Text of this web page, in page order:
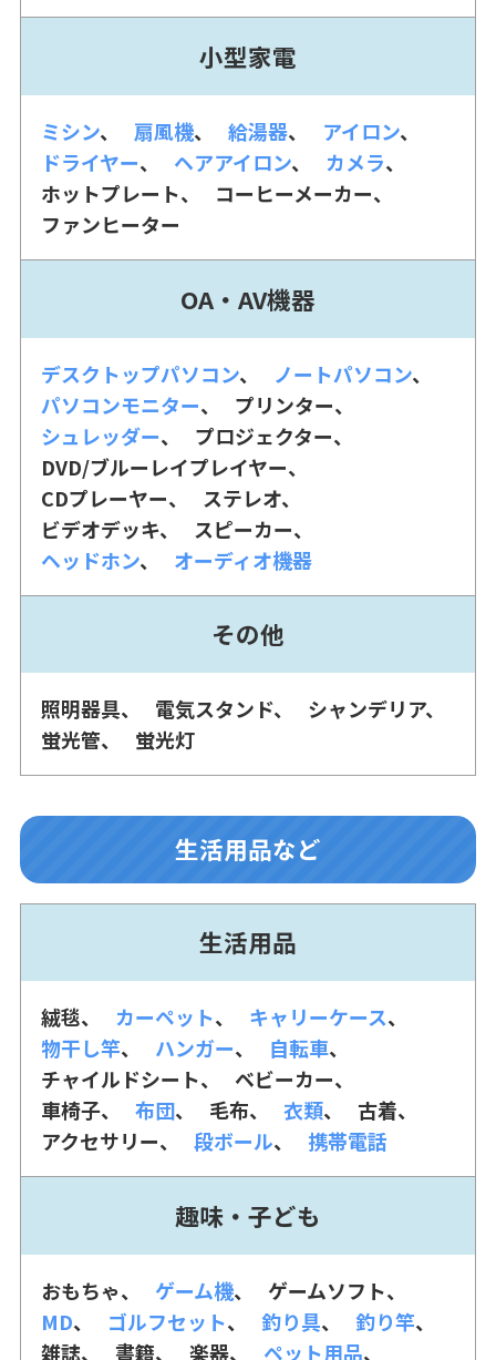
小型家電
ミシン 扇風機 給湯器
アイロン
ドライヤー
ヘアアイロン
カメラ
ホットプレート
コーヒーメーカー
ファンヒーター
OA・AV機器
デスクトップパソコン
ノートパソコン
パソコンモニター
プリンター
シュレッダー
プロジェクター
DVD/ブルーレイプレイヤー
CDプレーヤー
ステレオ
ビデオデッキ
スピーカー
ヘッドホン
オーディオ機器
その他
照明器具 電気スタンド
シャンデリア
蛍光管
蛍光灯
生活用品など
生活用品
絨毯 カーペット
キャリーケース
物干し竿
ハンガー
自転車
チャイルドシート
ベビーカー
車椅子
布団 毛布 衣類
古着
アクセサリー
段ボール 携帯電話
趣味・子ども
おもちゃ ゲーム機
ゲームソフト
MD
ゴルフセット 釣り具
釣り竿
雑誌
書籍 楽器 ペット用品